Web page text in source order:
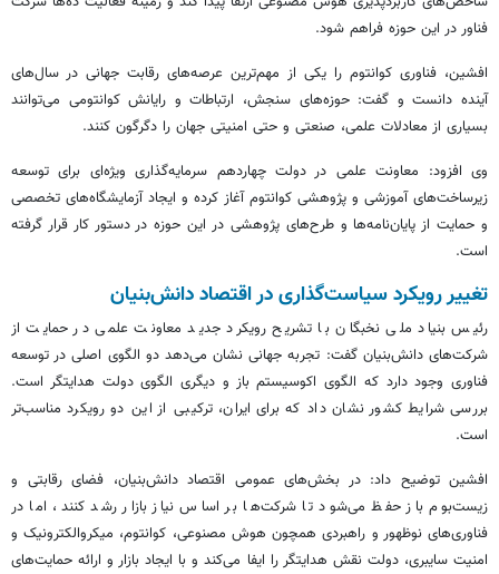
فناور در این حوزه فراهم شود.
افشین، فناوری کوانتوم را یکی از مهم‌ترین عرصه‌های رقابت جهانی در سال‌های
آینده دانست و گفت: حوزه‌های سنجش، ارتباطات و رایانش کوانتومی می‌توانند
بسیاری از معادلات علمی، صنعتی و حتی امنیتی جهان را دگرگون کنند.
وی افزود: معاونت علمی در دولت چهاردهم سرمایه‌گذاری ویژه‌ای برای توسعه
زیرساخت‌های آموزشی و پژوهشی کوانتوم آغاز کرده و ایجاد آزمایشگاه‌های تخصصی
و حمایت از پایان‌نامه‌ها و طرح‌های پژوهشی در این حوزه در دستور کار قرار گرفته
است.
تغییر رویکرد سیاست‌گذاری در اقتصاد دانش‌بنیان
رئیس بنیاد ملی نخبگان با تشریح رویکرد جدید معاونت علمی در حمایت از
شرکت‌های دانش‌بنیان گفت: تجربه جهانی نشان می‌دهد دو الگوی اصلی در توسعه
فناوری وجود دارد که الگوی اکوسیستم باز و دیگری الگوی دولت هدایتگر است.
بررسی شرایط کشور نشان داد که برای ایران، ترکیبی از این دو رویکرد مناسب‌تر
است.
افشین توضیح داد: در بخش‌های عمومی اقتصاد دانش‌بنیان، فضای رقابتی و
زیست‌بوم باز حفظ می‌شود تا شرکت‌ها بر اساس نیاز بازار رشد کنند، اما در
فناوری‌های نوظهور و راهبردی همچون هوش مصنوعی، کوانتوم، میکروالکترونیک و
امنیت سایبری، دولت نقش هدایتگر را ایفا می‌کند و با ایجاد بازار و ارائه حمایت‌های